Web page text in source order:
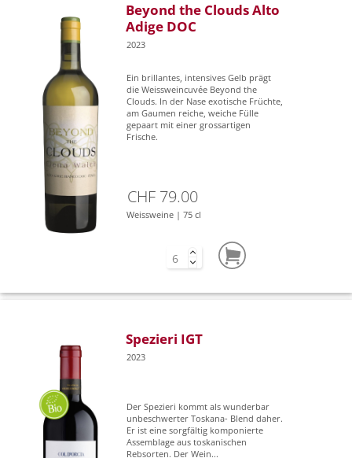
Beyond the Clouds Alto
Adige DOC
2023
Ein brillantes, intensives Gelb prägt
die Weissweincuvée Beyond the
Clouds. In der Nase exotische Früchte,
am Gaumen reiche, weiche Fülle
gepaart mit einer grossartigen
Frische.
CHF 79.00
Weissweine | 75 cl
Spezieri IGT
2023
Der Spezieri kommt als wunderbar
unbeschwerter Toskana- Blend daher.
Er ist eine sorgfältig komponierte
Assemblage aus toskanischen
Rebsorten. Der Wein...